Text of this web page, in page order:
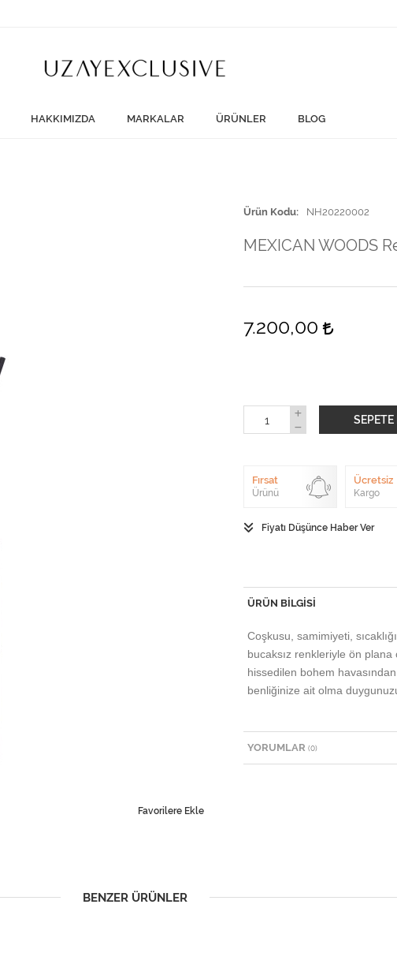
HAKKIMIZDA MARKALAR ÜRÜNLER BLOG
Favorilere Ekle
Ürün Kodu NH20220002
MEXICAN WOODS
7.200,00
SEPETE
Fırsat
Ürünü
Ücretsiz
Kargo
Fiyatı Düşünce Haber Ver
ÜRÜN BILGISI
Coşkusu, samimiyeti,
bucaksız renkleriyle ön
hissedilen bohem
benliğinize ait olma
YORUMLAR (0)
BENZER ÜRÜNLER